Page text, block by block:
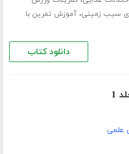
سیب زمینی،آموزش تمرین با
دانلود کتاب
1
علمی